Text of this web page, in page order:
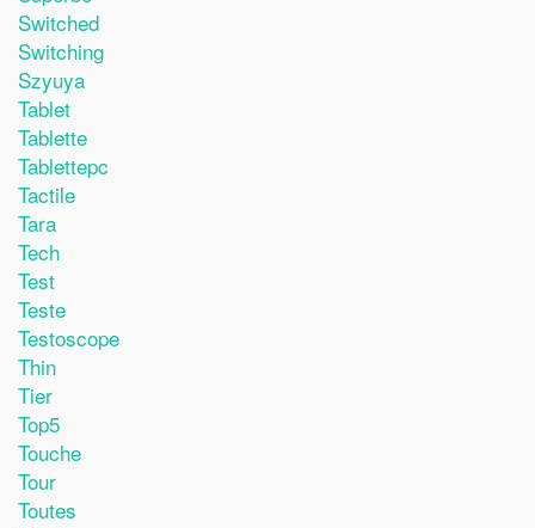
Switched
Switching
Szyuya
Tablet
Tablette
Tablettepc
Tactile
Tara
Tech
Test
Teste
Testoscope
Thin
Tier
Top5
Touche
Tour
Toutes